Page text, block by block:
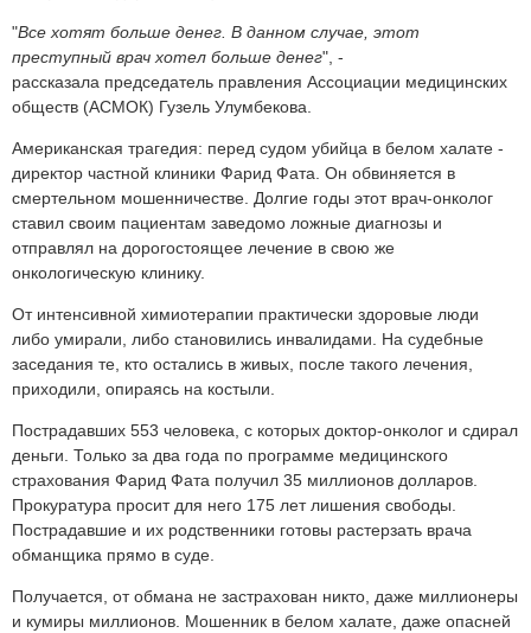
"Все хотят больше денег. В данном случае, этот
преступный врач хотел больше денег", -
рассказала председатель правления Ассоциации медицинских
обществ (АСМОК) Гузель Улумбекова.
Американская трагедия: перед судом убийца в белом халате -
директор частной клиники Фарид Фата. Он обвиняется в
смертельном мошенничестве. Долгие годы этот врач-онколог
ставил своим пациентам заведомо ложные диагнозы и
отправлял на дорогостоящее лечение в свою же
онкологическую клинику.
От интенсивной химиотерапии практически здоровые люди
либо умирали, либо становились инвалидами. На судебные
заседания те, кто остались в живых, после такого лечения,
приходили, опираясь на костыли.
Пострадавших 553 человека, с которых доктор-онколог и сдирал
деньги. Только за два года по программе медицинского
страхования Фарид Фата получил 35 миллионов долларов.
Прокуратура просит для него 175 лет лишения свободы.
Пострадавшие и их родственники готовы растерзать врача
обманщика прямо в суде.
Получается, от обмана не застрахован никто, даже миллионеры
и кумиры миллионов. Мошенник в белом халате, даже опасней